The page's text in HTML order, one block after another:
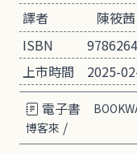
譯者
陳筱茜
ISBN
上市時間
2025-
電子書
博客來 /